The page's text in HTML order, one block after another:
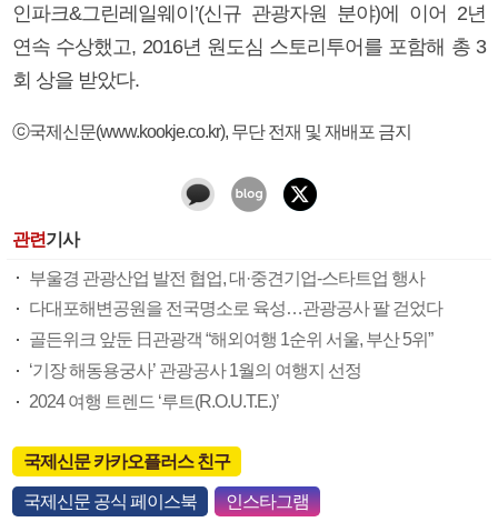
인파크&그린레일웨이’(신규 관광자원 분야)에 이어 2년
연속 수상했고, 2016년 원도심 스토리투어를 포함해 총 3
회 상을 받았다.
ⓒ국제신문(www.kookje.co.kr), 무단 전재 및 재배포 금지
관련기사
부울경 관광산업 발전 협업, 대·중견기업-스타트업 행사
다대포해변공원을 전국명소로 육성…관광공사 팔 걷었다
골든위크 앞둔 日관광객 “해외여행 1순위 서울, 부산 5위”
‘기장 해동용궁사’ 관광공사 1월의 여행지 선정
2024 여행 트렌드 ‘루트(R.O.U.T.E.)’
국제신문 카카오플러스 친구
국제신문 공식 페이스북 인스타그램